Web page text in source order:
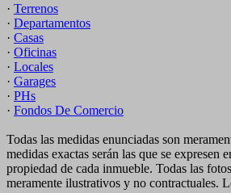
· Terrenos
· Departamentos
· Casas
· Oficinas
· Locales
· Garages
· PHs
· Fondos De Comercio
Todas las medidas enunciadas son
medidas exactas serán las que se expresen
propiedad de cada inmueble. Todas las
meramente ilustrativos y no contractuales.